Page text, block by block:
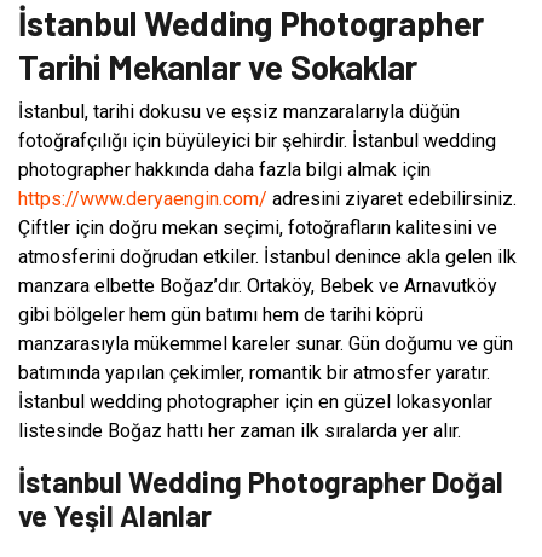
İstanbul Wedding Photographer
Tarihi Mekanlar ve Sokaklar
İstanbul, tarihi dokusu ve eşsiz manzaralarıyla düğün
fotoğrafçılığı için büyüleyici bir şehirdir. İstanbul wedding
photographer hakkında daha fazla bilgi almak için
https://www.deryaengin.com/ adresini ziyaret edebilirsiniz.
Çiftler için doğru mekan seçimi, fotoğrafların kalitesini ve
atmosferini doğrudan etkiler. İstanbul denince akla gelen ilk
manzara elbette Boğaz’dır. Ortaköy, Bebek ve Arnavutköy
gibi bölgeler hem gün batımı hem de tarihi köprü
manzarasıyla mükemmel kareler sunar. Gün doğumu ve gün
batımında yapılan çekimler, romantik bir atmosfer yaratır.
İstanbul wedding photographer için en güzel lokasyonlar
listesinde Boğaz hattı her zaman ilk sıralarda yer alır.
İstanbul Wedding Photographer Doğal
ve Yeşil Alanlar